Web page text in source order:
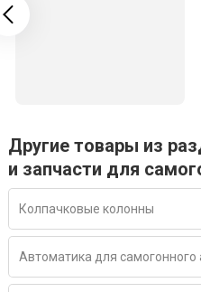
Другие товары из
и запчасти для
Колпачковые колонны
Автоматика для самогонного